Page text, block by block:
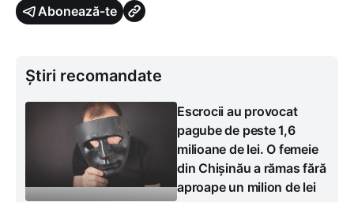
Abonează-te
Știri recomandate
Escrocii au provocat
pagube de peste 1,6
milioane de lei. O femeie
din Chișinău a rămas fără
aproape un milion de lei